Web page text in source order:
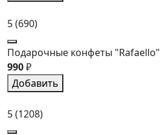
5(690)
Подарочные конфеты "Rafaello"
990₽
Добавить
5(1208)